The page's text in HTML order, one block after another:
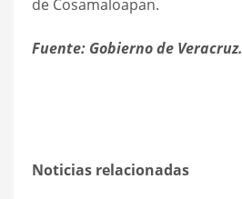
de Cosamaloapan.
Fuente: Gobierno de Veracruz.
Noticias relacionadas